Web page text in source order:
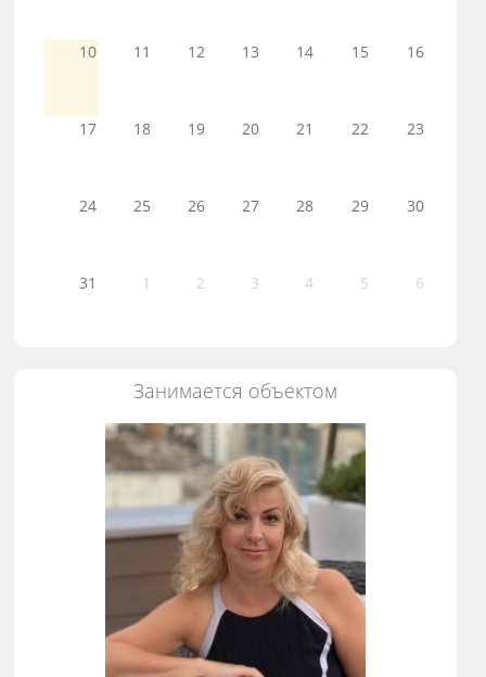
10 11 12 13 14 15 16
17 18 19 20 21 22 23
24 25 26 27 28 29 30
31 1 2 3 4 5 6
Занимается объектом